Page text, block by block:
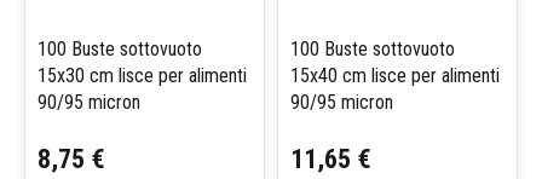
100 Buste sottovuoto
15x30 cm lisce per alimenti
90/95 micron
8,75 €
100 Buste sottovuoto
15x40 cm lisce per alimenti
90/95 micron
11,65 €